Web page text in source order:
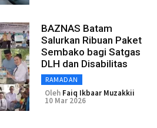
BAZNAS Batam
Salurkan Ribuan Paket
Sembako bagi Satgas
DLH dan Disabilitas
RAMADAN
Oleh Faiq Ikbaar Muzakkii
10 Mar 2026